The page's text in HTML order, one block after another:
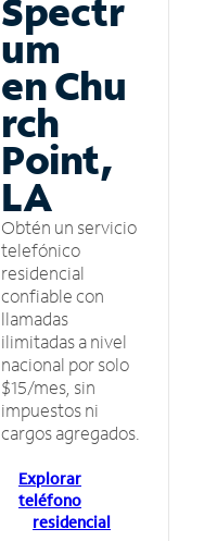
Spectr
um
en Chu
rch
Point,
LA
Obtén un servicio
telefónico
residencial
confiable con
llamadas
ilimitadas a nivel
nacional por solo
$15/mes, sin
impuestos ni
cargos agregados.
Explorar
teléfono
residencial